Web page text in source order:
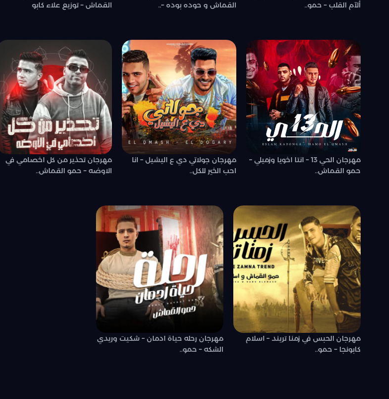
ألآم القلب – حمو..
القماش و حوده بوده –..
القماش – توزيع علاء كابو
مهرجان الحي 13 – انتا اخويا وزميلي –
حمو القماش..
مهرجان جولاتي دي ع اليشيل – انا
احب الخير للكل..
مهرجان تحذير من كل اخصامي في
الاوضه – حمو القماش..
مهرجان الحبس في زمنا تريند – اسلام
كابونجا – حمو..
مهرجان رحله حياة ادمان – شكيت وريدي
الشكه – حمو..